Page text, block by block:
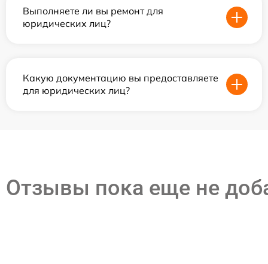
Выполняете ли вы ремонт для
юридических лиц?
Какую документацию вы предоставляете
для юридических лиц?
Отзывы пока еще не